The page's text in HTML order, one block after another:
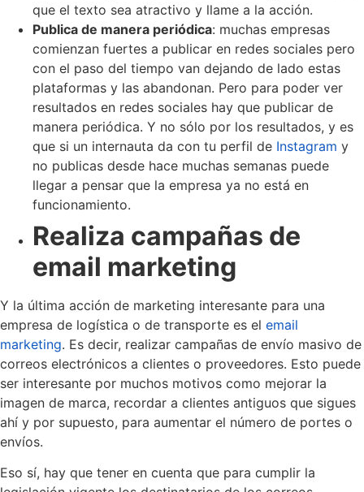
que el texto sea atractivo y llame a la acción.
Publica de manera periódica: muchas empresas
comienzan fuertes a publicar en redes sociales pero
con el paso del tiempo van dejando de lado estas
plataformas y las abandonan. Pero para poder ver
resultados en redes sociales hay que publicar de
manera periódica. Y no sólo por los resultados, y es
que si un internauta da con tu perfil de Instagram y
no publicas desde hace muchas semanas puede
llegar a pensar que la empresa ya no está en
funcionamiento.
Realiza campañas de
email marketing
Y la última acción de marketing interesante para una
empresa de logística o de transporte es el email
marketing. Es decir, realizar campañas de envío masivo de
correos electrónicos a clientes o proveedores. Esto puede
ser interesante por muchos motivos como mejorar la
imagen de marca, recordar a clientes antiguos que sigues
ahí y por supuesto, para aumentar el número de portes o
envíos.
Eso sí, hay que tener en cuenta que para cumplir la